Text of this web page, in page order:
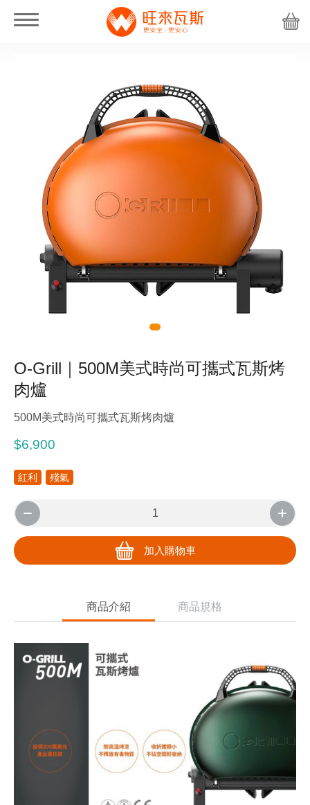
O-Grill｜500M美式時尚可攜式瓦斯烤
肉爐
500M美式時尚可攜式瓦斯烤肉爐
$6,900
紅利 殘氣
加入購物車
商品介紹 商品規格